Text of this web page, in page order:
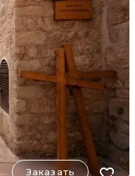
Заказать